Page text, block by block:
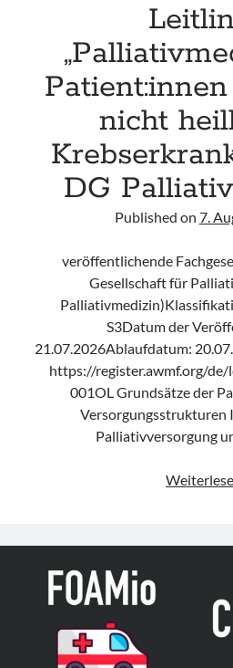
nicht
DG
Published on 7.
veröffentlichende
Gesellschaft für
S3Datum der
21.07.2026Ablaufdatum:
https://register.awmf.org/
001OL Grundsätze der
Versorgungsstrukturen
Palliativversorgung